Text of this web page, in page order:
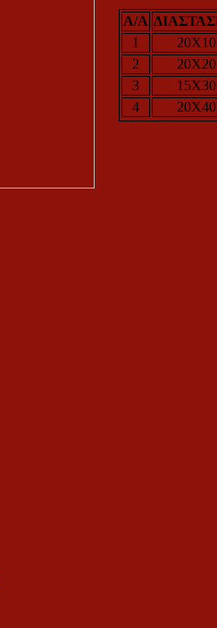
A/A
1
20X10
2
20X20
3
15X30
4
20X40